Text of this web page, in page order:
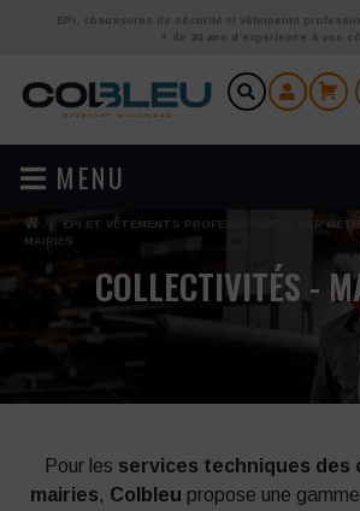
Aller au contenu
EPI chaussures de sécurité et vêtements
+ de 24 ans d’expérience à vos
MENU
EPI ET VÊTEMENTS PROFESSIONNELS PAR
MAIRIES
COLLECTIVITÉS -
Pour les services techniques des
mairies, Colbleu propose une